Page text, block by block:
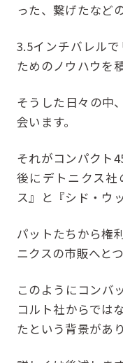
った、繋げたなど
3.5インチバレル
ためのノウハウを
そうした日々の中
会います。
それがコンパクト
後にデトニクス
ス』と『シド・ウ
パットたちから権
ニクスの市販へと
このようにコンバ
コルト社からでは
たという背景があり